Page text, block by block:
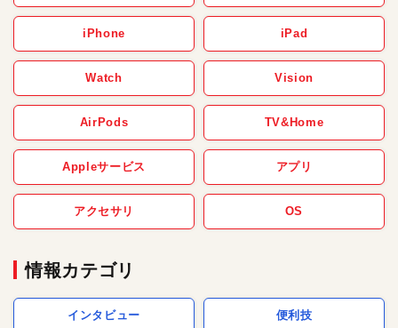
iPhone iPad
Watch Vision
AirPods TV&Home
Appleサービス アプリ
アクセサリ OS
情報カテゴリ
インタビュー 便利技